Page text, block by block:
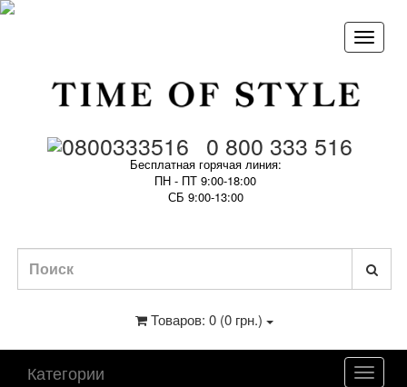
0 800 333 516
Бесплатная горячая линия:
ПН - ПТ 9:00-18:00
СБ 9:00-13:00
Товаров: 0 (0 грн.)
Категории